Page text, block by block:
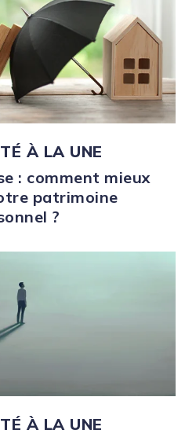
À LA UNE
: comment mieux
patrimoine
?
À LA UNE